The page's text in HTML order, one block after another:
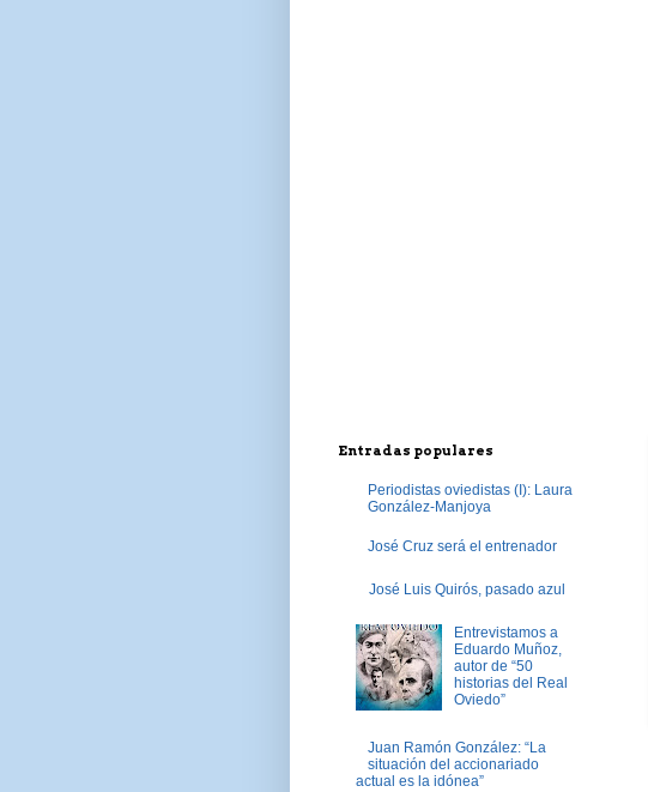
Entradas populares
Periodistas oviedistas (I): Laura
González-Manjoya
José Cruz será el entrenador
José Luis Quirós, pasado azul
Entrevistamos a
Eduardo Muñoz,
autor de “50
historias del Real
Oviedo”
Juan Ramón González: “La
situación del accionariado
actual es la idónea”